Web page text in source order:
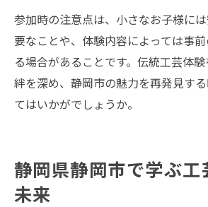
参加時の注意点は、小さなお子様に
要なことや、体験内容によっては事
る場合があることです。伝統工芸体
絆を深め、静岡市の魅力を再発見す
てはいかがでしょうか。
静岡県静岡市で学ぶ工
未来